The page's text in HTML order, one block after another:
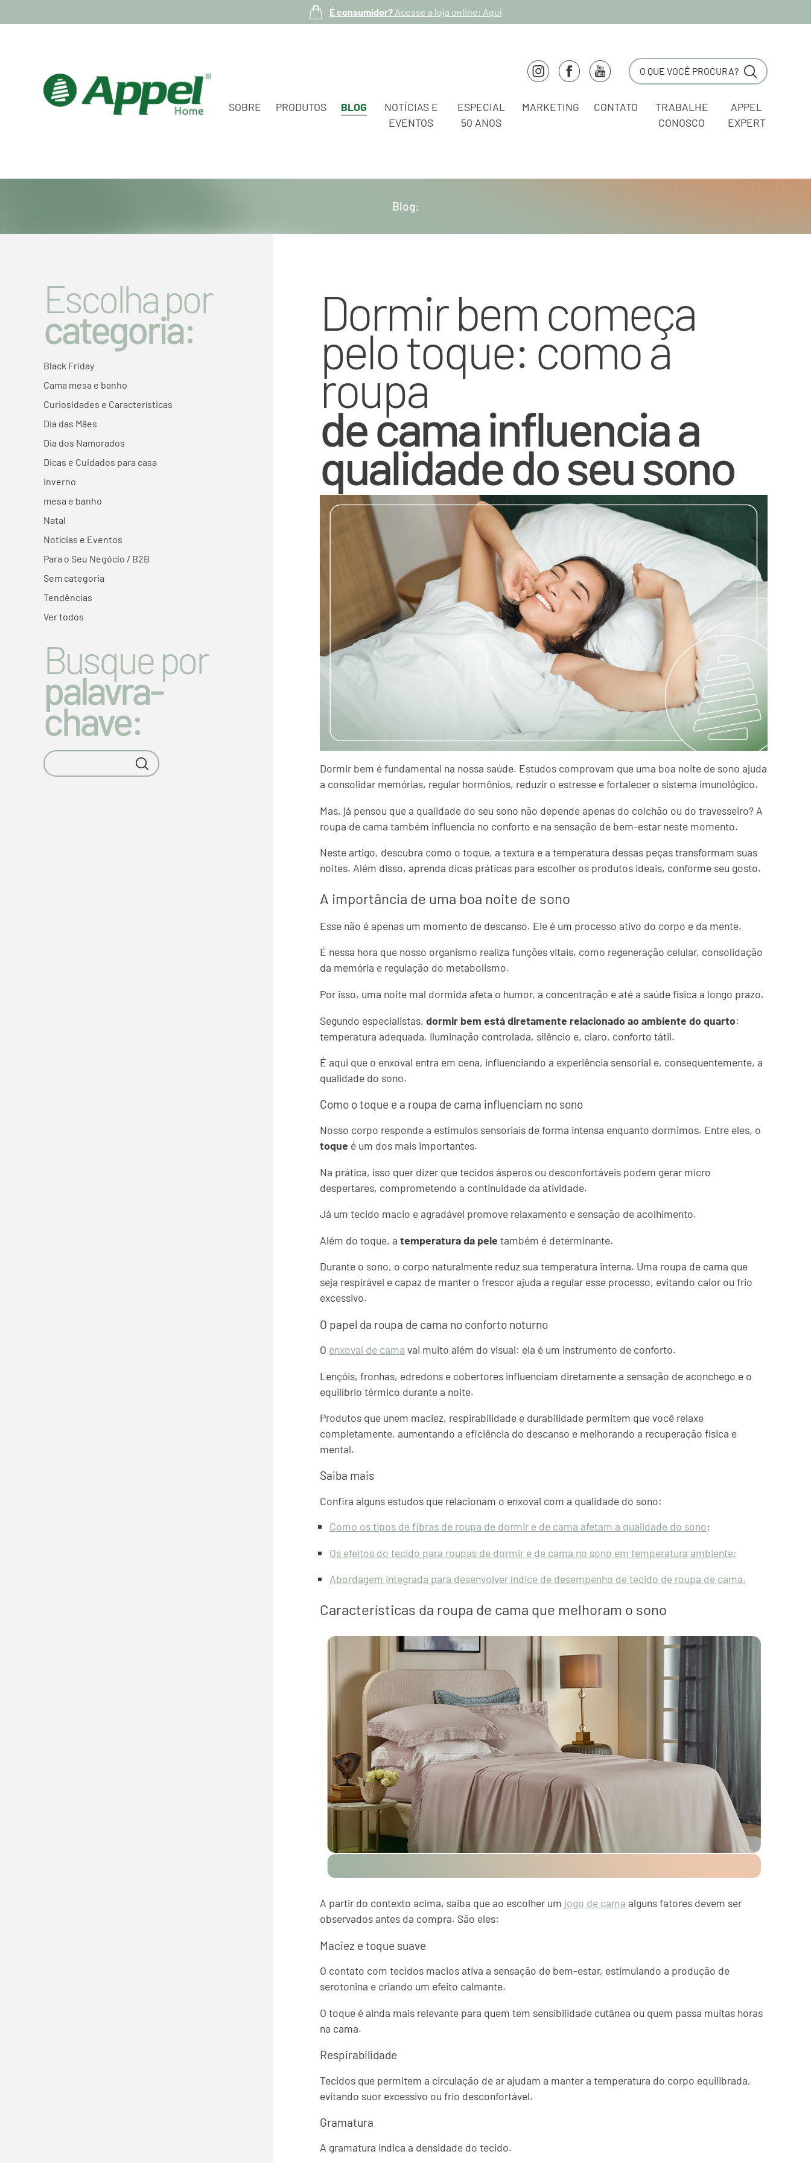
É consumidor?Acesse a loja online: Aqui
SOBRE PRODUTOS BLOG
NOTÍCIAS E
EVENTOS
ESPECIAL
50 ANOS
MARKETING CONTATO
TRABALHE
CONOSCO
APPEL
EXPERT
Blog:
Escolha por
categoria:
Black Friday
Cama mesa e banho
Curiosidades e Características
Dia das Mães
Dia dos Namorados
Dicas e Cuidados para casa
Inverno
mesa e banho
Natal
Notícias e Eventos
Para o Seu Negócio / B2B
Sem categoria
Tendências
Ver todos
Busque por
palavra-
chave:
Dormir bem começa
pelo toque: como a
roupa
de cama influencia a
qualidade do seu sono
Dormir bem é fundamental na nossa saúde. Estudos comprovam que uma boa noite de sono ajuda
a consolidar memórias, regular hormônios, reduzir o estresse e fortalecer o sistema imunológico.
Mas, já pensou que a qualidade do seu sono não depende apenas do colchão ou do travesseiro? A
roupa de cama também influencia no conforto e na sensação de bem-estar neste momento.
Neste artigo, descubra como o toque, a textura e a temperatura dessas peças transformam suas
noites. Além disso, aprenda dicas práticas para escolher os produtos ideais, conforme seu gosto.
A importância de uma boa noite de sono
Esse não é apenas um momento de descanso. Ele é um processo ativo do corpo e da mente.
É nessa hora que nosso organismo realiza funções vitais, como regeneração celular, consolidação
da memória e regulação do metabolismo.
Por isso, uma noite mal dormida afeta o humor, a concentração e até a saúde física a longo prazo.
Segundo especialistas, dormir bem está diretamente relacionado ao ambiente do quarto:
temperatura adequada, iluminação controlada, silêncio e, claro, conforto tátil.
É aqui que o enxoval entra em cena, influenciando a experiência sensorial e, consequentemente, a
qualidade do sono.
Como o toque e a roupa de cama influenciam no sono
Nosso corpo responde a estímulos sensoriais de forma intensa enquanto dormimos. Entre eles, o
toque é um dos mais importantes.
Na prática, isso quer dizer que tecidos ásperos ou desconfortáveis podem gerar micro
despertares, comprometendo a continuidade da atividade.
Já um tecido macio e agradável promove relaxamento e sensação de acolhimento.
Além do toque, a temperatura da pele também é determinante.
Durante o sono, o corpo naturalmente reduz sua temperatura interna. Uma roupa de cama que
seja respirável e capaz de manter o frescor ajuda a regular esse processo, evitando calor ou frio
excessivo.
O papel da roupa de cama no conforto noturno
O enxoval de cama vai muito além do visual: ela é um instrumento de conforto.
Lençóis, fronhas, edredons e cobertores influenciam diretamente a sensação de aconchego e o
equilíbrio térmico durante a noite.
Produtos que unem maciez, respirabilidade e durabilidade permitem que você relaxe
completamente, aumentando a eficiência do descanso e melhorando a recuperação física e
mental.
Saiba mais
Confira alguns estudos que relacionam o enxoval com a qualidade do sono:
Como os tipos de fibras de roupa de dormir e de cama afetam a qualidade do sono;
Os efeitos do tecido para roupas de dormir e de cama no sono em temperatura ambiente;
Abordagem integrada para desenvolver índice de desempenho de tecido de roupa de cama.
Características da roupa de cama que melhoram o sono
A partir do contexto acima, saiba que ao escolher um jogo de cama alguns fatores devem ser
observados antes da compra. São eles:
Maciez e toque suave
O contato com tecidos macios ativa a sensação de bem-estar, estimulando a produção de
serotonina e criando um efeito calmante.
O toque é ainda mais relevante para quem tem sensibilidade cutânea ou quem passa muitas horas
na cama.
Respirabilidade
Tecidos que permitem a circulação de ar ajudam a manter a temperatura do corpo equilibrada,
evitando suor excessivo ou frio desconfortável.
Gramatura
A gramatura indica a densidade do tecido.